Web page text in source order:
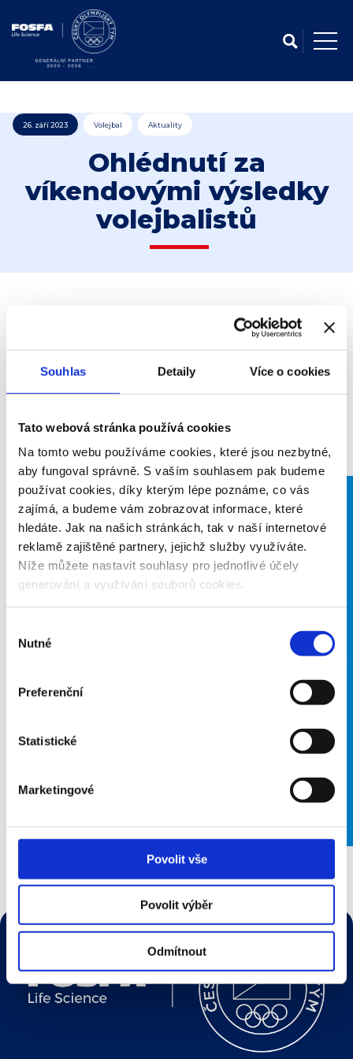
Souhlas Detaily Více o cookies
Tato webová stránka používá cookies
Na tomto webu používáme cookies, které jsou nezbytné,
aby fungoval správně. S vaším souhlasem pak budeme
používat cookies, díky kterým lépe poznáme, co vás
zajímá, a budeme vám zobrazovat informace, které
hledáte. Jak na našich stránkách, tak v naší internetové
reklamě zajištěné partnery, jejichž služby využíváte.
Níže můžete nastavit souhlasy pro jednotlivé účely
generování a využívání souborů cookies.
souhlasu
Nutné
Preferenční
Statistické
Marketingové
Povolit vše
Povolit výběr
Odmítnout
26. září 2023 Volejbal Aktuality
Ohlédnutí za
víkendovými výsledky
volejbalistů
Prozkoumejte sportovní
kluby na Břeclavsku
FOSFA
Lokomotiva
Břeclav (atletika)